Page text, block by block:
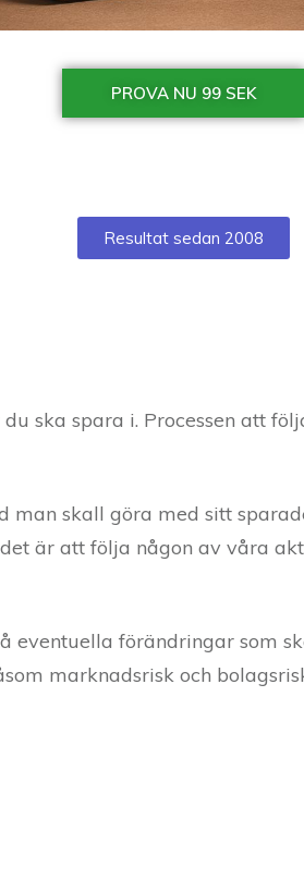
PROVA NU 99 SEK
Resultat sedan 2008
ska spara i. Processen att
man skall göra med sitt
är att följa någon av våra
förändringar som
marknadsrisk och